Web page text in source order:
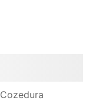
Cozedura